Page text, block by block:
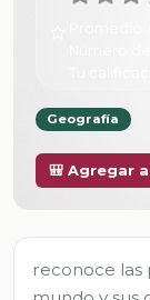
Número
Geografía
🎒 Agregar
reconoce las